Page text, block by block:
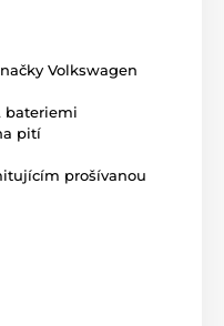
Volkswagen
bateriemi
pití
prošívanou